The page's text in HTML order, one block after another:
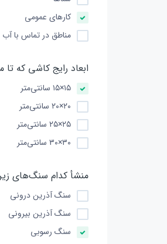
کارهای عمومی
مناطق در تماس با آب
ابعاد رایج کاشی که
۱۵×۱۵ سانتی‌متر
۲۰×۲۰ سانتی‌متر
۲۵×۲۵ سانتی‌متر
۳۰×۳۰ سانتی‌متر
منشأ کدام سنگ‌های
سنگ آذرین درونی
سنگ آذرین بیرونی
سنگ رسوبی